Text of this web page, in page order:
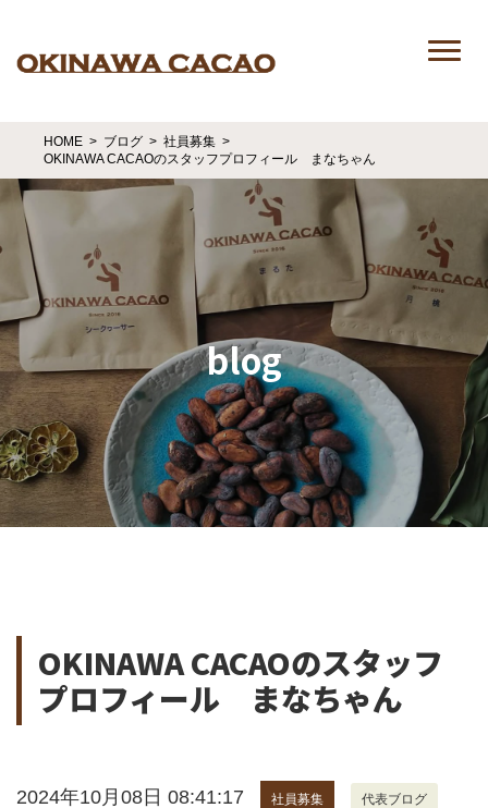
HOME ブログ
社員募集
OKINAWA CACAOのスタッフプロフィール まなちゃん
blog
OKINAWA CACAOのスタッフ
プロフィール まなちゃん
2024年10月08日 08:41:17 社員募集 代表ブログ